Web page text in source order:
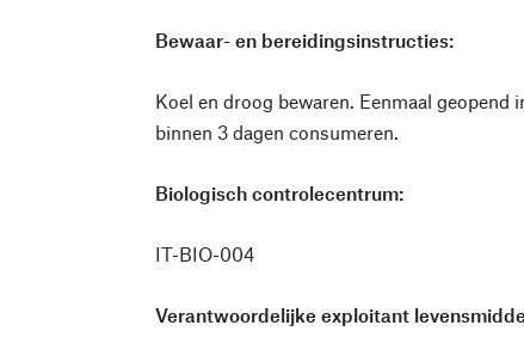
Bewaar- en bereidingsinstructies:
Koel en droog bewaren. Eenmaal geopend
binnen 3 dagen consumeren.
Biologisch controlecentrum:
IT-BIO-004
Verantwoordelijke exploitant